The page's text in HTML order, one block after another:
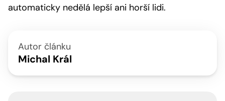
automaticky nedělá lepší ani horší lidi.
Autor článku
Michal Král